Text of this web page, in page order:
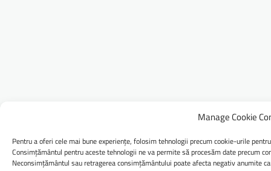
Manage Cookie
Pentru a oferi cele mai bune experiențe, folosim tehnologii precum cookie-urile
Consimțământul pentru aceste tehnologii ne va permite să procesăm date precum
Neconsimțământul sau retragerea consimțământului poate afecta negativ anumite